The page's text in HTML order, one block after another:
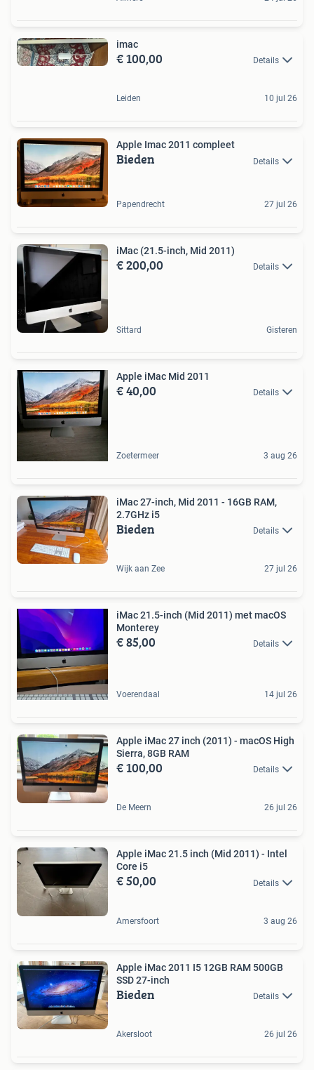
imac
€ 100,00 Details
Leiden 10 jul 26
Apple Imac 2011 compleet
Bieden Details
Papendrecht 27 jul 26
iMac (21.5-inch, Mid 2011)
€ 200,00 Details
Sittard Gisteren
Apple iMac Mid 2011
€ 40,00 Details
Zoetermeer 3 aug 26
iMac 27-inch, Mid 2011 - 16GB RAM,
2.7GHz i5
Bieden Details
Wijk aan Zee 27 jul 26
iMac 21.5-inch (Mid 2011) met macOS
Monterey
€ 85,00 Details
Voerendaal 14 jul 26
Apple iMac 27 inch (2011) - macOS High
Sierra, 8GB RAM
€ 100,00 Details
De Meern 26 jul 26
Apple iMac 21.5 inch (Mid 2011) - Intel
Core i5
€ 50,00 Details
Amersfoort 3 aug 26
Apple iMac 2011 I5 12GB RAM 500GB
SSD 27-inch
Bieden Details
Akersloot 26 jul 26